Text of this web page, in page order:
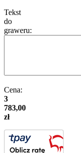
Tekst
do
graweru:
Cena:
3
783,00
zł